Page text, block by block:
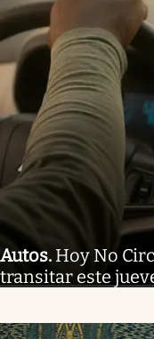
Autos. Hoy No
transitar este